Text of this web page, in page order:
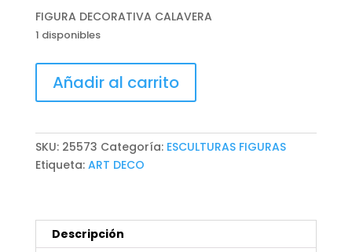
FIGURA DECORATIVA CALAVERA
1 disponibles
DECORATIVA
CALAVERA
Añadir al carrito
SKU: 25573 Categoría: ESCULTURAS FIGURAS
Etiqueta: ART DECO
Descripción